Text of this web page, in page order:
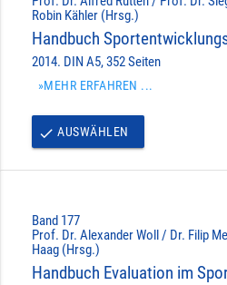
Robin Kähler (Hrsg.)
Handbuch
2014. DIN A5, 352 Seiten
»MEHR ERFAHREN ...
done AUSWÄHLEN
Band 177
Prof. Dr. Alexander Woll / Dr. Filip
Haag (Hrsg.)
Handbuch Evaluation im